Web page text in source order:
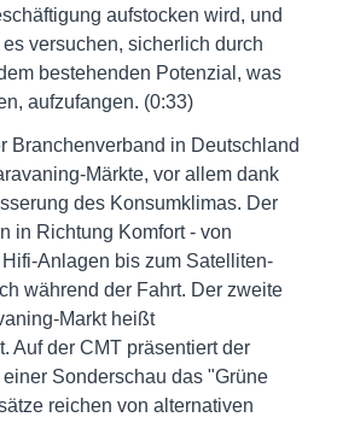
aufstocken wird, und
versuchen, sicherlich durch
bestehenden Potenzial, was
aufzufangen. (0:33)
Branchenverband in Deutschland
Märkte, vor allem dank
des Konsumklimas. Der
in Richtung Komfort - von
Anlagen bis zum Satelliten-
während der Fahrt. Der zweite
Markt heißt
Auf der CMT präsentiert der
Sonderschau das "Grüne
reichen von alternativen